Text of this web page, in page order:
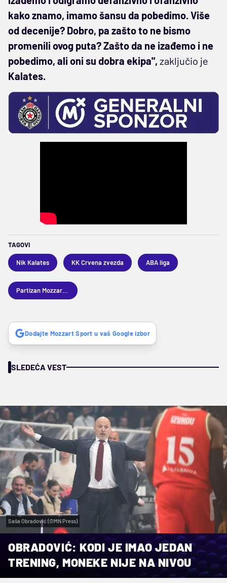
kako znamo, imamo šansu da pobedimo. Više
od decenije? Dobro, pa zašto to ne bismo
promenili ovog puta? Zašto da ne izađemo i ne
pobedimo, ali oni su dobra ekipa", zaključio je
Kalates.
TAGOVI
Nik Kalates KK Crvena zvezda ABA liga
Dodajte Mozzart Sport u vaš Google izbor
SLEDEĆA VEST
Saša Obradović (©MN Press)
OBRADOVIĆ: KODI JE IMAO JEDAN
TRENING, MONEKE NIJE NA NIVOU